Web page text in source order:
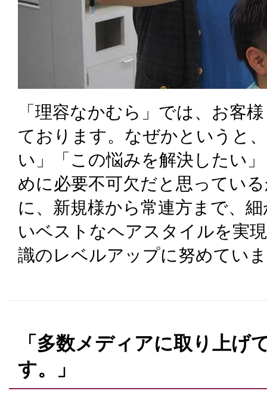
「理容なかむら」では、お客
ております。なぜかというと
い」「この悩みを解決したい
めに必要不可欠だと思ってい
に、新規様から常連方まで、
いベストなヘアスタイルを実
識のレベルアップに努めてい
「多数メディアに取り上げ
す。」